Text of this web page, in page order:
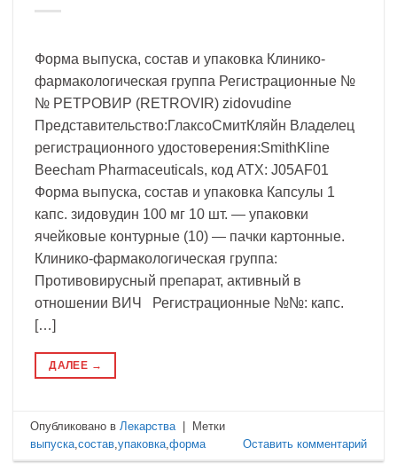
Форма выпуска, состав и упаковка Клинико-
фармакологическая группа Регистрационные №
№ РЕТРОВИР (RETROVIR) zidovudine
Представительство:ГлаксоСмитКляйн Владелец
регистрационного удостоверения:SmithKline
Beecham Pharmaceuticals, код ATX: J05AF01
Форма выпуска, состав и упаковка Капсулы 1
капс. зидовудин 100 мг 10 шт. — упаковки
ячейковые контурные (10) — пачки картонные.
Клинико-фармакологическая группа:
Противовирусный препарат, активный в
отношении ВИЧ Регистрационные №№: капс.
[…]
ДАЛЕЕ →
Опубликовано в Лекарства | Метки
выпуска ,состав ,упаковка ,форма Оставить комментарий